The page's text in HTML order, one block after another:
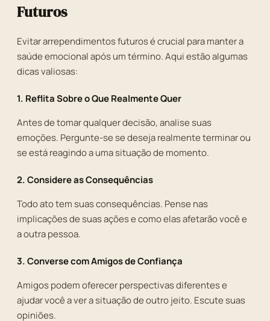
Futuros
Evitar arrependimentos futuros é crucial para manter a
saúde emocional após um término. Aqui estão algumas
dicas valiosas:
1. Reflita Sobre o Que Realmente Quer
Antes de tomar qualquer decisão, analise suas
emoções. Pergunte-se se deseja realmente terminar ou
se está reagindo a uma situação de momento.
2. Considere as Consequências
Todo ato tem suas consequências. Pense nas
implicações de suas ações e como elas afetarão você e
a outra pessoa.
3. Converse com Amigos de Confiança
Amigos podem oferecer perspectivas diferentes e
ajudar você a ver a situação de outro jeito. Escute suas
opiniões.